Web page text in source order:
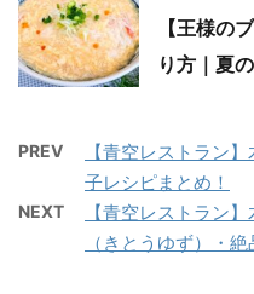
【王様の
り方｜夏
PREV
【青空レストラン
子レシピまとめ！
NEXT
【青空レストラン
（きとうゆず）・絶